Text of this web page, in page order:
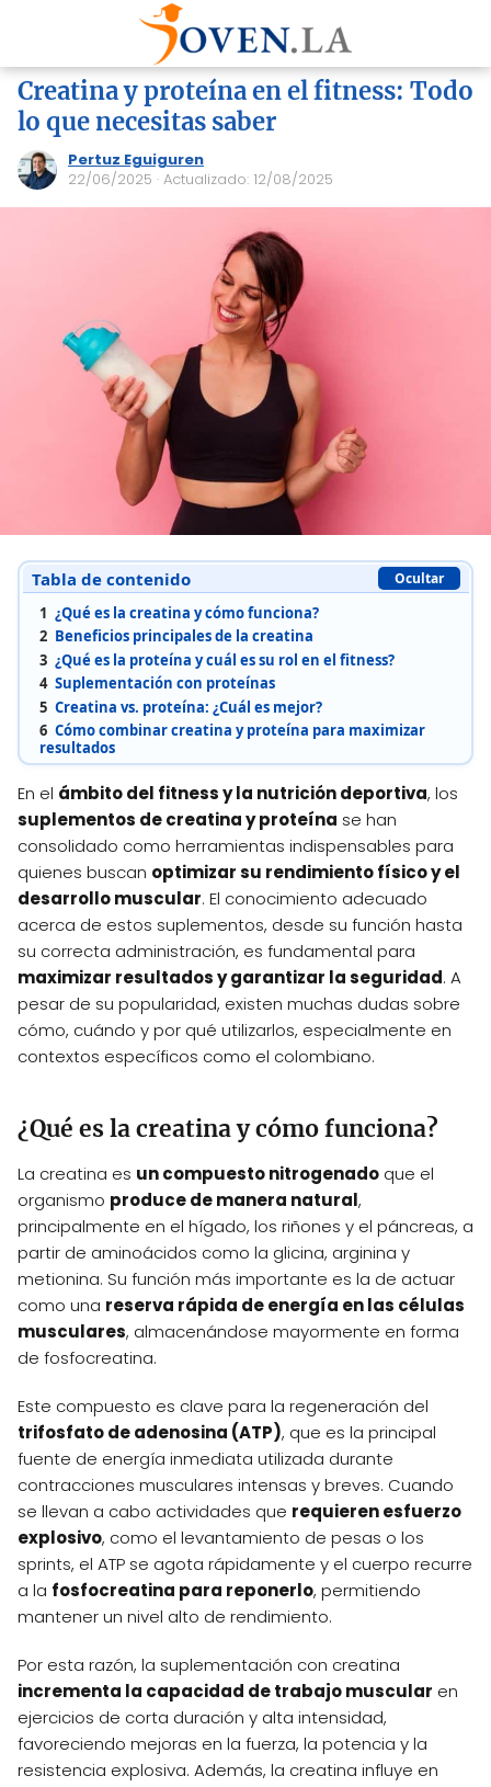
Creatina y proteína en el fitness: Todo
lo que necesitas saber
Pertuz Eguiguren
22/06/2025 · Actualizado: 12/08/2025
Tabla de contenido Ocultar
1 ¿Qué es la creatina y cómo funciona?
2 Beneficios principales de la creatina
3 ¿Qué es la proteína y cuál es su rol en el fitness?
4 Suplementación con proteínas
5 Creatina vs. proteína: ¿Cuál es mejor?
6 Cómo combinar creatina y proteína para maximizar
resultados
En el ámbito del fitness y la nutrición deportiva, los
suplementos de creatina y proteína se han
consolidado como herramientas indispensables para
quienes buscan optimizar su rendimiento físico y el
desarrollo muscular. El conocimiento adecuado
acerca de estos suplementos, desde su función hasta
su correcta administración, es fundamental para
maximizar resultados y garantizar la seguridad. A
pesar de su popularidad, existen muchas dudas sobre
cómo, cuándo y por qué utilizarlos, especialmente en
contextos específicos como el colombiano.
¿Qué es la creatina y cómo funciona?
La creatina es un compuesto nitrogenado que el
organismo produce de manera natural,
principalmente en el hígado, los riñones y el páncreas, a
partir de aminoácidos como la glicina, arginina y
metionina. Su función más importante es la de actuar
como una reserva rápida de energía en las células
musculares, almacenándose mayormente en forma
de fosfocreatina.
Este compuesto es clave para la regeneración del
trifosfato de adenosina (ATP), que es la principal
fuente de energía inmediata utilizada durante
contracciones musculares intensas y breves. Cuando
se llevan a cabo actividades que requieren esfuerzo
explosivo, como el levantamiento de pesas o los
sprints, el ATP se agota rápidamente y el cuerpo recurre
a la fosfocreatina para reponerlo, permitiendo
mantener un nivel alto de rendimiento.
Por esta razón, la suplementación con creatina
incrementa la capacidad de trabajo muscular en
ejercicios de corta duración y alta intensidad,
favoreciendo mejoras en la fuerza, la potencia y la
resistencia explosiva. Además, la creatina influye en